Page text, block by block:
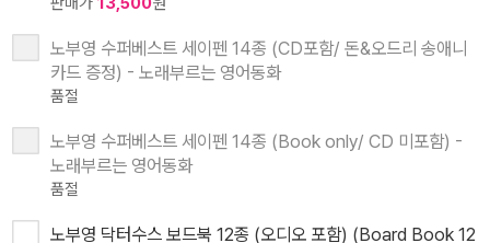
노부영 수퍼베스트 세이펜 14종 (CD포함/ 돈&오드리 송애니
카드 증정) - 노래부르는 영어동화
품절
노부영 수퍼베스트 세이펜 14종 (Book only/ CD 미포함) -
노래부르는 영어동화
품절
노부영 닥터수스 보드북 12종 (오디오 포함) (Board Book 12